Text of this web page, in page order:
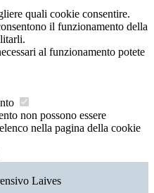
quali cookie consentire.
il funzionamento della
al funzionamento potete
non possono essere
nella pagina della cookie
Laives